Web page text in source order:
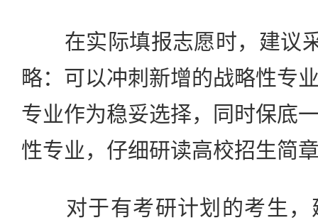
在实际填报志愿时，建议采
略：可以冲刺新增的战略性专
专业作为稳妥选择，同时保底
性专业，仔细研读高校招生简
对于有考研计划的考生，